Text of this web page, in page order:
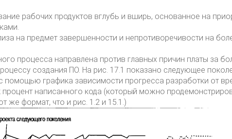
рабочих продуктов вглубь и вширь, основанное на
на предмет завершенности и непротиворечивости на
процесса направлена против главных причин платы за
создания ПО. На рис. 17.1 показано следующее
графика зависимости прогресса разработки от
процент написанного кода (который можно
же формат, что и рис. 1.2 и 15.1.)